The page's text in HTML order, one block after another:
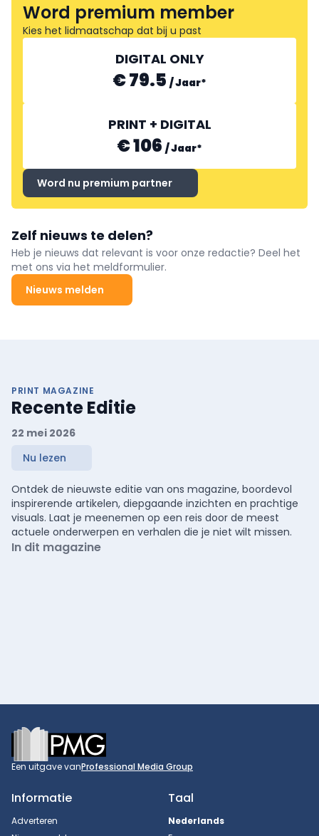
Word premium member
Kies het lidmaatschap dat bij u past
DIGITAL ONLY
€ 79.5 /Jaar*
PRINT + DIGITAL
€ 106 /Jaar*
Word nu premium partner
Zelf nieuws te delen?
Heb je nieuws dat relevant is voor onze redactie? Deel het
met ons via het meldformulier.
Nieuws melden
PRINT MAGAZINE
Recente Editie
22 mei 2026
Nu lezen
Ontdek de nieuwste editie van ons magazine, boordevol
inspirerende artikelen, diepgaande inzichten en prachtige
visuals. Laat je meenemen op een reis door de meest
actuele onderwerpen en verhalen die je niet wilt missen.
In dit magazine
Footer
Een uitgave vanProfessional Media Group
Informatie
Adverteren
Taal
Nederlands